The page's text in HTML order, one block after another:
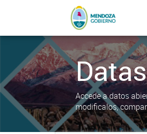
Accede a datos
modificalos,